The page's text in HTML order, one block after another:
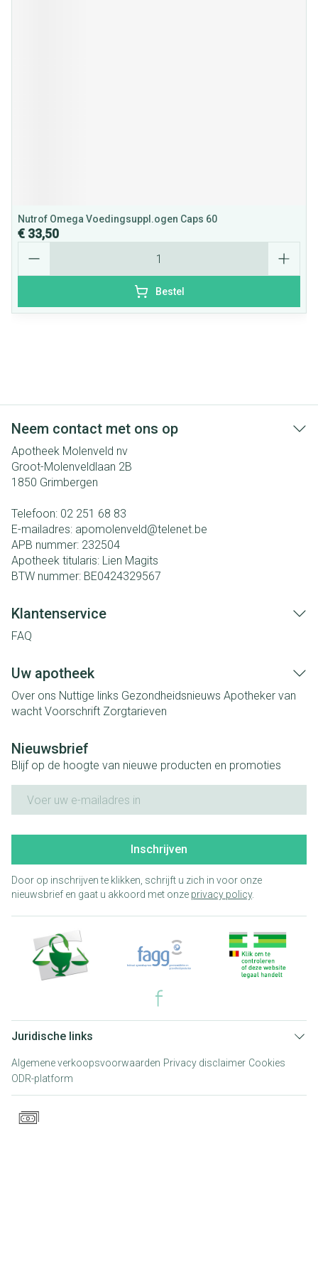
Nutrof Omega Voedingsuppl.ogen Caps 60
€ 33,50
Bestel
Neem contact met ons op
Apotheek Molenveld nv
Groot-Molenveldlaan 2B
1850 Grimbergen
Telefoon: 02 251 68 83
E-mailadres: apomolenveld@telenet.be
APB nummer: 232504
Apotheek titularis: Lien Magits
BTW nummer: BE0424329567
Klantenservice
FAQ
Uw apotheek
Over ons Nuttige links Gezondheidsnieuws Apotheker van
wacht Voorschrift Zorgtarieven
Nieuwsbrief
Blijf op de hoogte van nieuwe producten en promoties
Inschrijven
Door op inschrijven te klikken, schrijft u zich in voor onze
nieuwsbrief en gaat u akkoord met onze privacy policy.
Juridische links
Algemene verkoopsvoorwaarden Privacy disclaimer Cookies
ODR-platform